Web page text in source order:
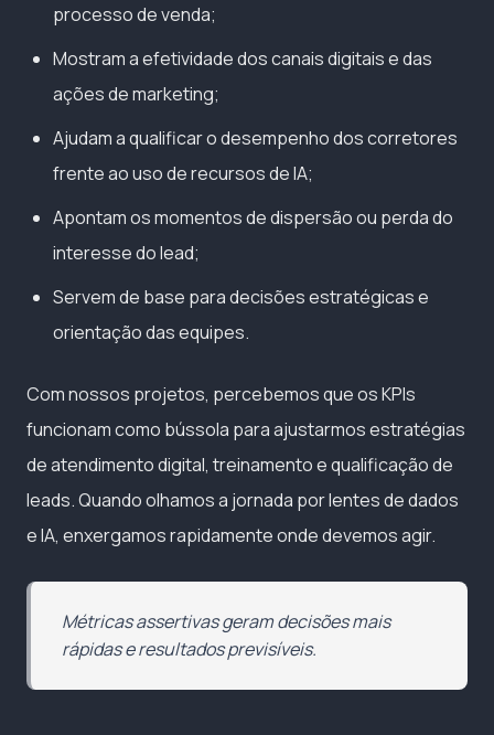
processo de venda;
Mostram a efetividade dos canais digitais e das
ações de marketing;
Ajudam a qualificar o desempenho dos corretores
frente ao uso de recursos de IA;
Apontam os momentos de dispersão ou perda do
interesse do lead;
Servem de base para decisões estratégicas e
orientação das equipes.
Com nossos projetos, percebemos que os KPIs
funcionam como bússola para ajustarmos estratégias
de atendimento digital, treinamento e qualificação de
leads. Quando olhamos a jornada por lentes de dados
e IA, enxergamos rapidamente onde devemos agir.
Métricas assertivas geram decisões mais
rápidas e resultados previsíveis.